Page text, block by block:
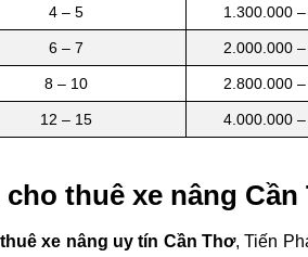
4 – 5 1.300.000
6 – 7 2.000.000
8 – 10 2.800.000
12 – 15 4.000.000
thuê xe nâng
xe nâng uy tín Cần Thơ, Tiến